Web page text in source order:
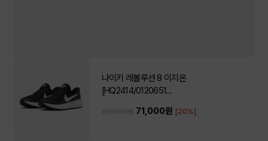
나이키 레볼루션 8 이지온
[HQ2414/0120651...
71,000원 [20%]